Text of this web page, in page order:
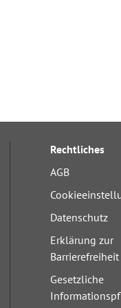
Rechtliches
AGB
Datenschutz
Erklärung zur
Barrierefreiheit
Gesetzliche